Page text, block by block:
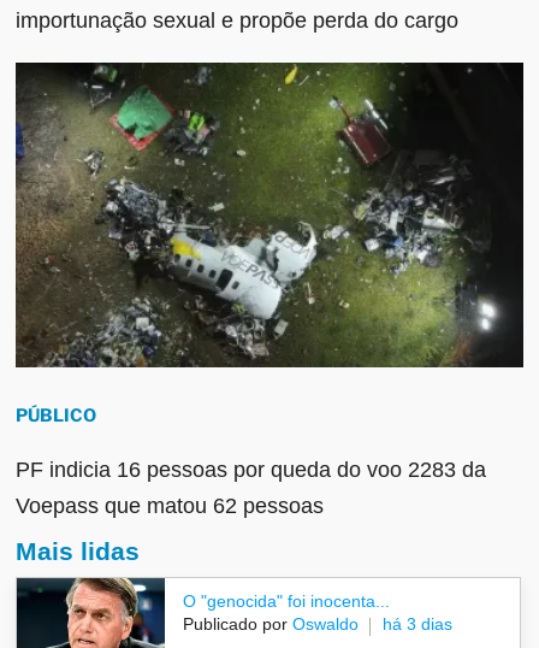
importunação sexual e propõe perda do cargo
PÚBLICO
PF indicia 16 pessoas por queda do voo 2283 da
Voepass que matou 62 pessoas
Mais lidas
O "genocida" foi inocenta...
Publicado por Oswaldo há 3 dias